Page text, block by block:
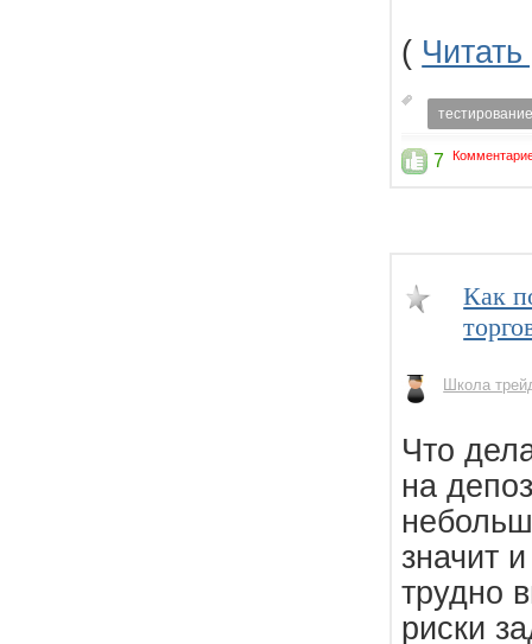
(
7
Как
Школа
Что
на
значит
трудно
риски